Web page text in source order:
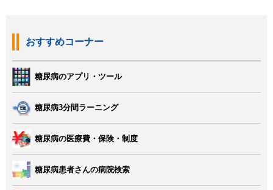
おすすめコーナー
糖尿病のアプリ・ツール
糖尿病3分間ラーニング
糖尿病の医療費・保険・制度
糖尿病患者さんの病院検索